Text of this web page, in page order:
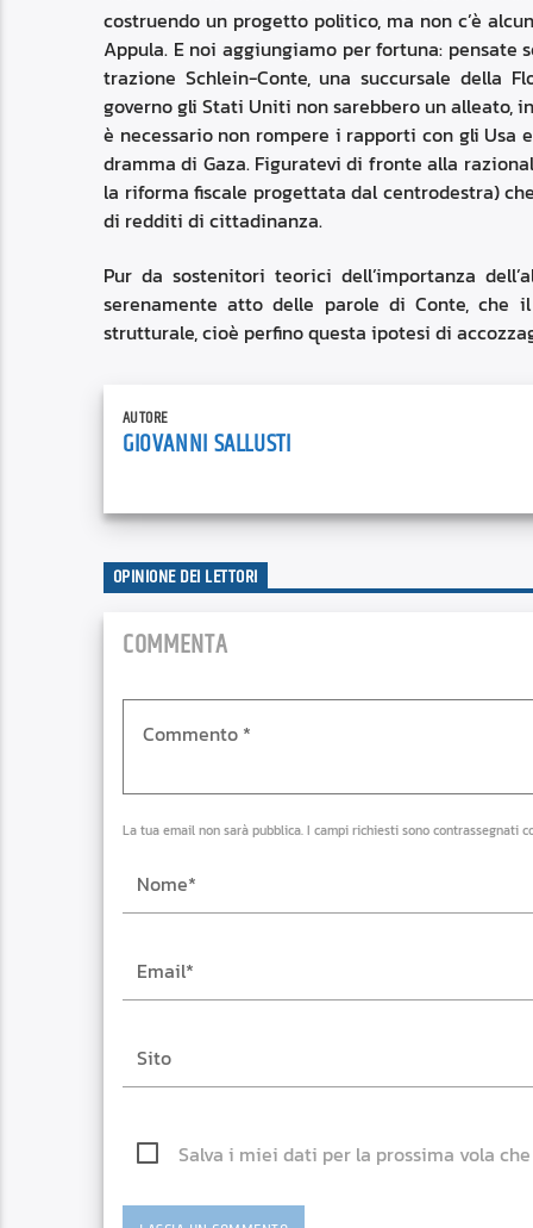
costruendo un progetto politico, ma non c’è
Appula. E noi aggiungiamo per fortuna:
trazione Schlein-Conte, una succursale della
governo gli Stati Uniti non sarebbero un alleato,
è necessario non rompere i rapporti con gli Usa
dramma di Gaza. Figuratevi di fronte alla
la riforma fiscale progettata dal centrodestra)
di redditi di cittadinanza.
Pur da sostenitori teorici dell’importanza
serenamente atto delle parole di Conte, che
strutturale, cioè perfino questa ipotesi di
AUTORE
GIOVANNI SALLUSTI
OPINIONE DEI LETTORI
COMMENTA
La tua email non sarà pubblica. I campi richiesti sono contrassegnati
Salva i miei dati per la prossima vola